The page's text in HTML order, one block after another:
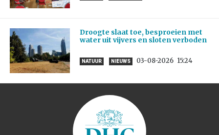
Droogte slaat toe, besproeien met
water uit vijvers en sloten verboden
NATUUR NIEUWS 03-08-2026 15:24